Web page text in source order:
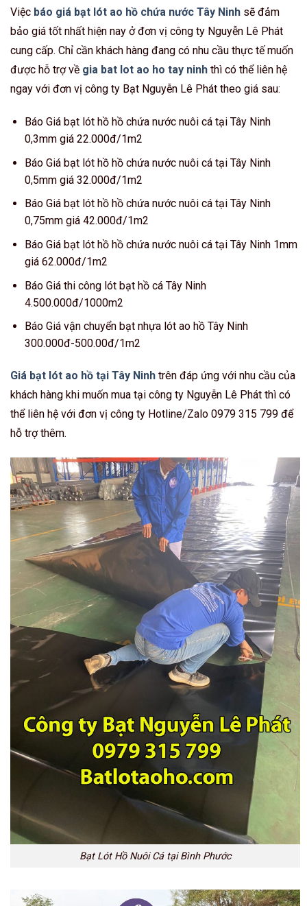
Việc báo giá bạt lót ao hồ chứa nước Tây Ninh sẽ đảm
bảo giá tốt nhất hiện nay ở đơn vị công ty Nguyễn Lê Phát
cung cấp. Chỉ cần khách hàng đang có nhu cầu thực tế muốn
được hỗ trợ về gia bat lot ao ho tay ninh thì có thể liên hệ
ngay với đơn vị công ty Bạt Nguyễn Lê Phát theo giá sau:
Báo Giá bạt lót hồ hồ chứa nước nuôi cá tại Tây Ninh
0,3mm giá 22.000đ/1m2
Báo Giá bạt lót hồ hồ chứa nước nuôi cá tại Tây Ninh
0,5mm giá 32.000đ/1m2
Báo Giá bạt lót hồ hồ chứa nước nuôi cá tại Tây Ninh
0,75mm giá 42.000đ/1m2
Báo Giá bạt lót hồ hồ chứa nước nuôi cá tại Tây Ninh 1mm
giá 62.000đ/1m2
Báo Giá thi công lót bạt hồ cá Tây Ninh
4.500.000đ/1000m2
Báo Giá vận chuyển bạt nhựa lót ao hồ Tây Ninh
300.000đ-500.00đ/1m2
Giá bạt lót ao hồ tại Tây Ninh trên đáp ứng với nhu cầu của
khách hàng khi muốn mua tại công ty Nguyễn Lê Phát thì có
thể liên hệ với đơn vị công ty Hotline/Zalo 0979 315 799 để
hỗ trợ thêm.
Bạt Lót Hồ Nuôi Cá tại Bình Phước